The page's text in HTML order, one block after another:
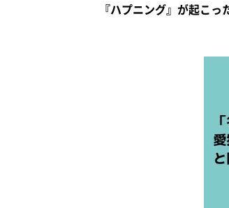
『ハプニング』が起こっ